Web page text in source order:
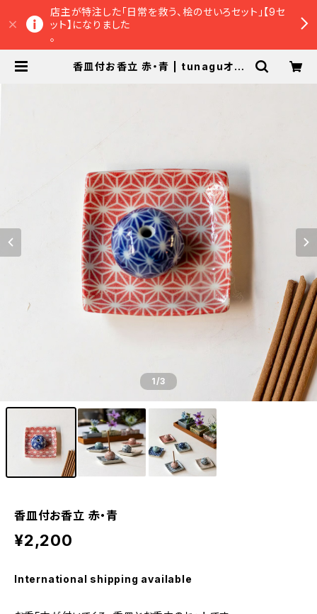
店主が特注した「日常を救う、桧のせいろセット」【9セ
ット】になりました
。
香皿付お香立 赤・青 | tunaguオン
1/3
香皿付お香立 赤・青
¥2,200
International shipping available